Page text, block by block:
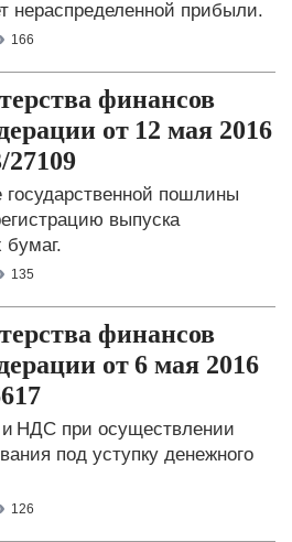
нераспределенной прибыли.
166
финансов
от 12 мая 2016
государственной пошлины
выпуска
135
финансов
от 6 мая 2016
НДС при осуществлении
под уступку денежного
126